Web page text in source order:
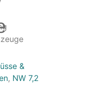
&
, NW 7,2